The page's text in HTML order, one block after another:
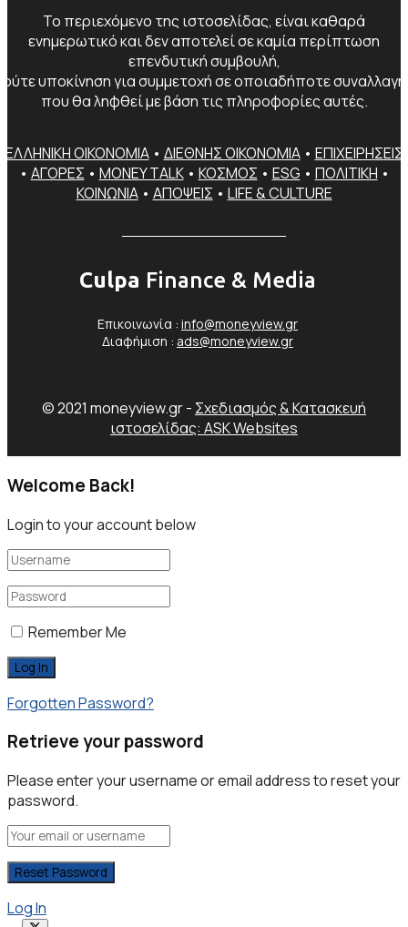
Το περιεχόμενο της ιστοσελίδας, είναι καθαρά
ενημερωτικό και δεν αποτελεί σε καμία περίπτωση
επενδυτική συμβουλή,
ούτε υποκίνηση για συμμετοχή σε οποιαδήποτε συναλλαγή
που θα ληφθεί με βάση τις πληροφορίες αυτές.
ΕΛΛΗΝΙΚΗ ΟΙΚΟΝΟΜΙΑ• ΔΙΕΘΝΗΣ ΟΙΚΟΝΟΜΙΑ• ΕΠΙΧΕΙΡΗΣΕΙΣ
• ΑΓΟΡΕΣ • MONEY TALK• ΚΟΣΜΟΣ • ESG • ΠΟΛΙΤΙΚΗ •
ΚΟΙΝΩΝΙΑ• ΑΠΟΨΕΙΣ • LIFE & CULTURE
Culpa Finance & Media
Επικοινωνία : info@moneyview.gr
Διαφήμιση : ads@moneyview.gr
© 2021 moneyview.gr - Σχεδιασμός & Κατασκευή
ιστοσελίδας: ASK Websites
Welcome Back!
Login to your account below
Remember Me
Forgotten Password?
Retrieve your password
Please enter your username or email address to reset your
password.
Log In